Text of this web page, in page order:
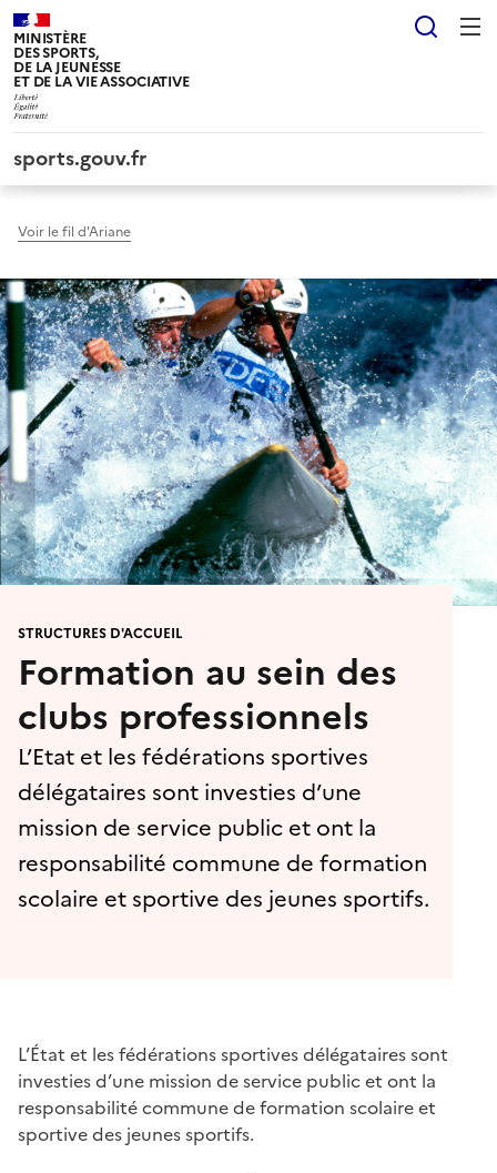
MINISTÈRE
DES SPORTS,
DE LA JEUNESSE
ET DE LA VIE ASSOCIATIVE
sports.gouv.fr
Voir le fil d'Ariane
STRUCTURES D'ACCUEIL
Formation au sein des
clubs professionnels
L’Etat et les fédérations sportives
délégataires sont investies d’une
mission de service public et ont la
responsabilité commune de formation
scolaire et sportive des jeunes sportifs.
L’État et les fédérations sportives délégataires sont
investies d’une mission de service public et ont la
responsabilité commune de formation scolaire et
sportive des jeunes sportifs.
Panneau de gestion des cookies tarteaucitron